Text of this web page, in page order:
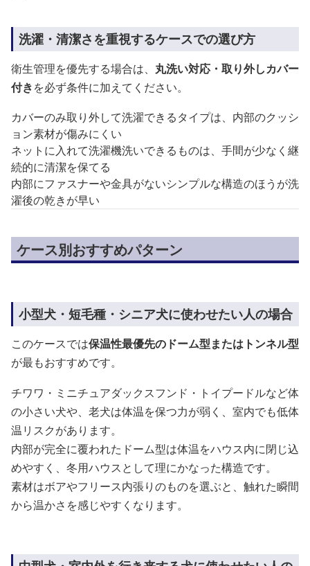
洗濯・清潔さを重視するケースでの選び方
衛生管理を優先する場合は、 丸洗い対応・取り外しカバー
付きを必ず条件に加えてください。
カバーのみ取り外して洗濯できるタイプは、内部のクッシ
ョン素材が傷みにくい
ネットに入れて洗濯機洗いできるものは、手間が少なく継
続的に清潔を保てる
内部にファスナーや金具がないシンプルな構造のほうが洗
濯後の乾きが早い
ケース別おすすめパターン
小型犬・短毛種・シニア犬に使わせたい人の場合
このケースでは保温性最優先のドーム型またはトンネル型
が最もおすすめです。
チワワ・ミニチュアダックスフンド・トイプードルなど体
の小さい犬や、老犬は体温を保つ力が弱く、室内でも低体
温リスクがあります。
内部が完全に覆われたドーム型は体温をハウス内に閉じ込
めやすく、冬用ハウスとして理にかなった構造です。
素材はボアやフリース内張りのものを選ぶと、触れた瞬間
から温かさを感じやすくなります。